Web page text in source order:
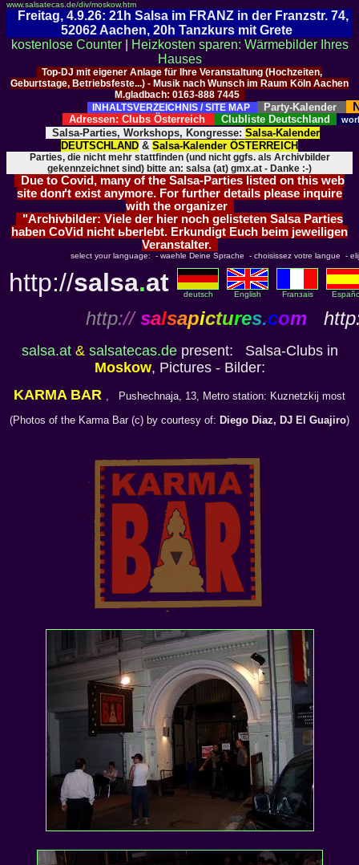
www.salsatecas.de/div/moskow.htm
Freitag, 4.9.26: 21h Salsa im FRANZ in der Franzstr. 74,
52062 Aachen, 20h Tanzkurs mit Grete
kostenlose Counter|
Heizkosten sparen: Wärmebilder Ihres
Hauses
Top-DJ mit eigener Anlage für Ihre Veranstaltung (Hochzeiten,
Geburtstage, Betriebsfeste...) - Musik nach Wunsch im Raum Köln Aachen
M.gladbach: 0163-888 7445
INHALTSVERZEICHNIS / SITE MAP
Party-Kalender
Adressen: Clubs Österreich Clubliste Deutschland
Salsa-Parties, Workshops, Kongresse: Salsa-Kalender
DEUTSCHLAND & Salsa-Kalender ÖSTERREICH
Parties, die nicht mehr stattfinden (und nicht ggfs. als Archivbilder
gekennzeichnet sind) bitte an: salsa (at) gmx.at - Danke :-)
Due to Covid, many of the Salsa-Parties listed on this web
site donґt exist anymore. For further details please inquire
with the organizer
"Archivbilder: Viele der hier noch gelisteten Salsa Parties
haben CoVid nicht ьberlebt. Erkundigt Euch beim jeweiligen
Veranstalter.
select your language: - waehle Deine Sprache - choisissez votre langue -
http://salsa.at deutsch English Franзais
http:// salsapictures.com
salsa.at& salsatecas.depresent: Salsa-Clubs in
Moskow, Pictures - Bilder:
KARMA BAR , Pushechnaja, 13, Metro station: Kuznetzkij most
(Photos of the Karma Bar (c) by courtesy of: Diego Diaz, DJ El Guajiro)